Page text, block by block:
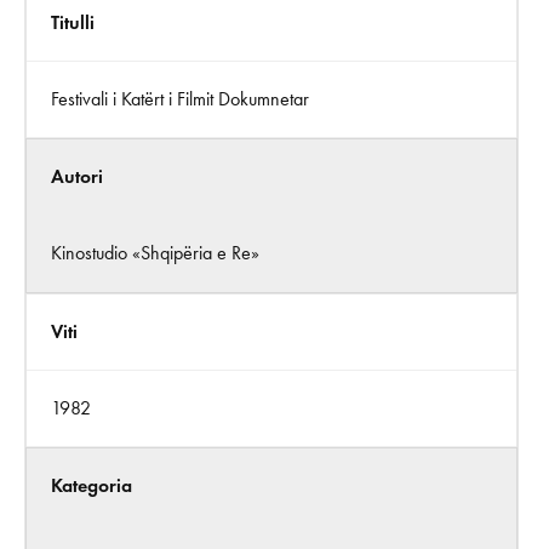
Titulli
Festivali i Katërt i Filmit Dokumnetar
Autori
Kinostudio «Shqipëria e Re»
Viti
1982
Kategoria